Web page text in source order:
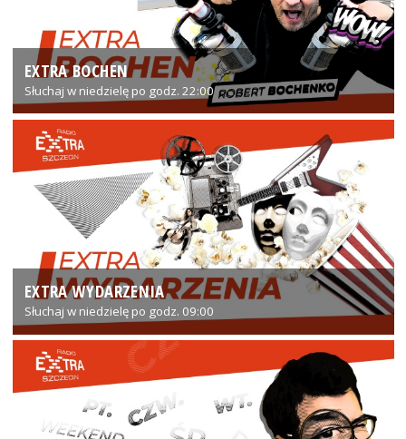
EXTRA BOCHEN
Słuchaj w niedzielę po godz. 22:00
EXTRA WYDARZENIA
Słuchaj w niedzielę po godz. 09:00